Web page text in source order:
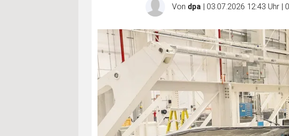
Von dpa | 03.07.2026 12:43 Uhr | 0